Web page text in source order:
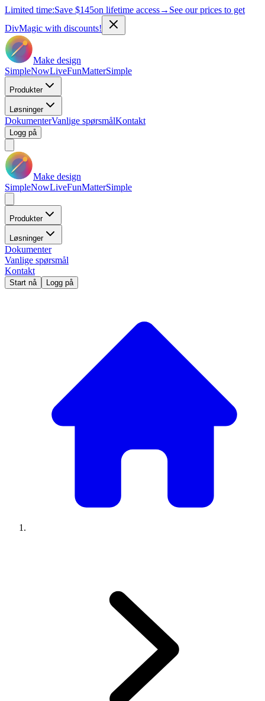
Limited time:Save $145on lifetime access→ See our prices to get
DivMagic with discounts!
Make design
SimpleNowLiveFunMatterSimple
Produkter
Løsninger
DokumenterVanlige spørsmålKontakt
Logg på
Make design
SimpleNowLiveFunMatterSimple
Produkter
Løsninger
Dokumenter
Vanlige spørsmål
Kontakt
Start nå Logg på